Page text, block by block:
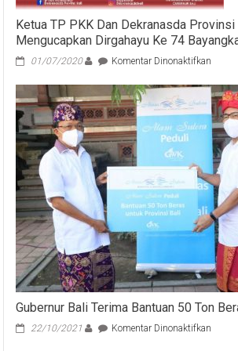
Ketua TP PKK Dan Dekranasda Provinsi
Mengucapkan Dirgahayu Ke 74
01/07/2020 Komentar Dinonaktifkan
TP
PKK
Dan
Bali
Ke
74
Gubernur Bali Terima Bantuan 50 Ton
22/10/2021 Komentar Dinonaktifkan